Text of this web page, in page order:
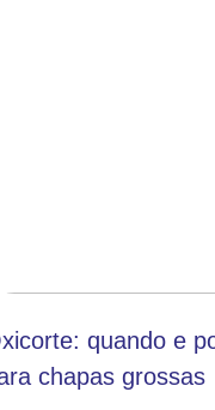
quando e
chapas grossas